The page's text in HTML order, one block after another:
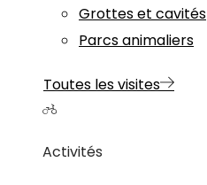
Grottes et cavités
Parcs animaliers
Toutes les visites
Activités